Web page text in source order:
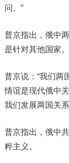
问。”
普京指出，俄中
是针对其他国家。
普京说：“我们两
情谊是现代俄中
我们发展两国关
普京指出，俄中
粹主义。